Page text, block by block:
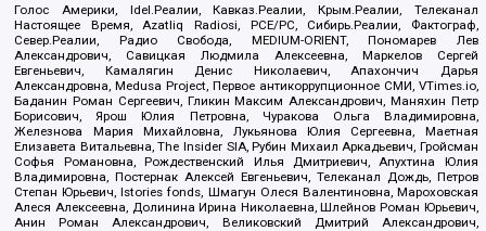
Голос Америки, Idel.Реалии, Кавказ.Реалии, Крым.Реалии, Телеканал
Настоящее Время, Azatliq Radiosi, PCE/PC, Сибирь.Реалии, Фактограф,
Север.Реалии, Радио Свобода, MEDIUM-ORIENT, Пономарев Лев
Александрович, Савицкая Людмила Алексеевна, Маркелов Сергей
Евгеньевич, Камалягин Денис Николаевич, Апахончич Дарья
Александровна, Medusa Project, Первое антикоррупционное СМИ, VTimes.io,
Баданин Роман Сергеевич, Гликин Максим Александрович, Маняхин Петр
Борисович, Ярош Юлия Петровна, Чуракова Ольга Владимировна,
Железнова Мария Михайловна, Лукьянова Юлия Сергеевна, Маетная
Елизавета Витальевна, The Insider SIA, Рубин Михаил Аркадьевич, Гройсман
Софья Романовна, Рождественский Илья Дмитриевич, Апухтина Юлия
Владимировна, Постернак Алексей Евгеньевич, Телеканал Дождь, Петров
Степан Юрьевич, Istories fonds, Шмагун Олеся Валентиновна, Мароховская
Алеся Алексеевна, Долинина Ирина Николаевна, Шлейнов Роман Юрьевич,
Анин Роман Александрович, Великовский Дмитрий Александрович,